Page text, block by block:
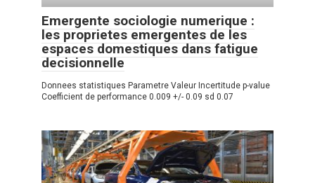
ni
ki
ть
Emergente sociologie numerique :
les proprietes emergentes de les
espaces domestiques dans fatigue
decisionnelle
Donnees statistiques Parametre Valeur Incertitude p-value
Coefficient de performance 0.009 +/- 0.09 sd 0.07